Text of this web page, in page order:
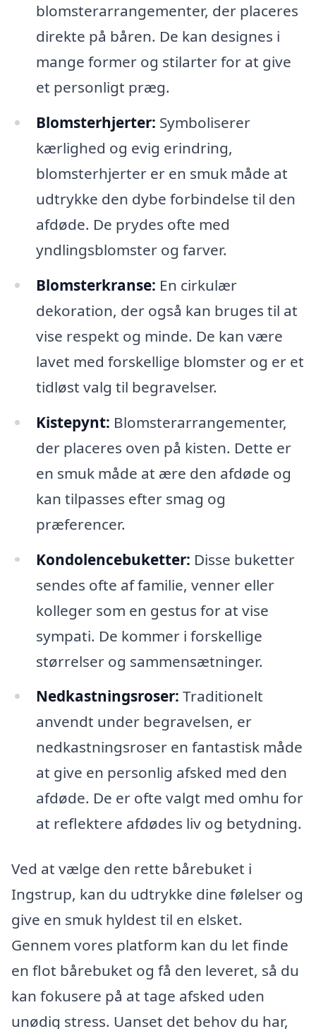
blomsterarrangementer, der placeres
direkte på båren. De kan designes i
mange former og stilarter for at give
et personligt præg.
Blomsterhjerter: Symboliserer
kærlighed og evig erindring,
blomsterhjerter er en smuk måde at
udtrykke den dybe forbindelse til den
afdøde. De prydes ofte med
yndlingsblomster og farver.
Blomsterkranse: En cirkulær
dekoration, der også kan bruges til at
vise respekt og minde. De kan være
lavet med forskellige blomster og er et
tidløst valg til begravelser.
Kistepynt: Blomsterarrangementer,
der placeres oven på kisten. Dette er
en smuk måde at ære den afdøde og
kan tilpasses efter smag og
præferencer.
Kondolencebuketter: Disse buketter
sendes ofte af familie, venner eller
kolleger som en gestus for at vise
sympati. De kommer i forskellige
størrelser og sammensætninger.
Nedkastningsroser: Traditionelt
anvendt under begravelsen, er
nedkastningsroser en fantastisk måde
at give en personlig afsked med den
afdøde. De er ofte valgt med omhu for
at reflektere afdødes liv og betydning.
Ved at vælge den rette bårebuket i
Ingstrup, kan du udtrykke dine følelser og
give en smuk hyldest til en elsket.
Gennem vores platform kan du let finde
en flot bårebuket og få den leveret, så du
kan fokusere på at tage afsked uden
unødig stress. Uanset det behov du har,